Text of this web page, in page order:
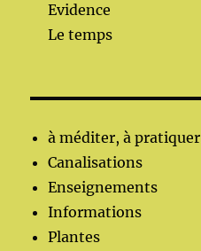
Evidence
Le temps
à méditer, à pratiquer
Canalisations
Enseignements
Informations
Plantes